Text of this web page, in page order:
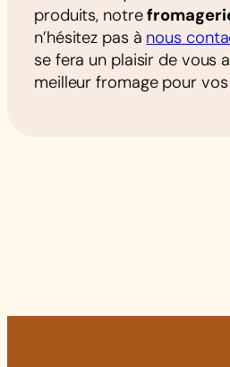
produits, notre
n’hésitez pas à nous
se fera un plaisir de vous
meilleur fromage pour